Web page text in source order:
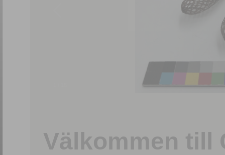
Välkommen till